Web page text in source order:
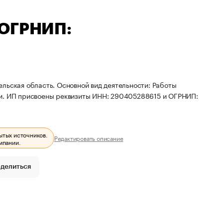
ОГРНИП:
область. Основной вид деятельности: Работы
ИП присвоены реквизиты ИНН: 290405288615 и ОГРНИП:
источников.
Редактировать описание